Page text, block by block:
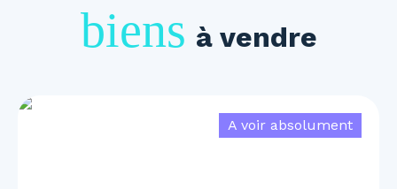
biens à vendre
A voir absolument